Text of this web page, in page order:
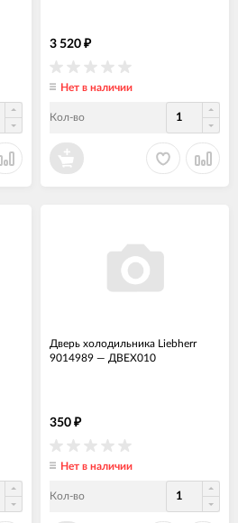
3 520 ₽
Нет в наличии
Кол-во
Дверь холодильника Liebherr
9014989 — ДВЕХ010
350 ₽
Нет в наличии
Кол-во